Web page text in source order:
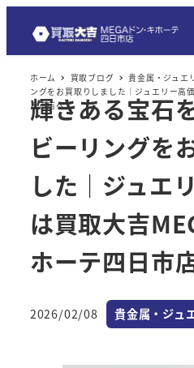
ホーム 買取ブログ 貴金属・ジュエ
ングをお買取りしました｜ジュエリー高
日市店へ
輝きある宝石
ビーリングを
した｜ジュエ
は買取大吉
ホーテ四日市
投稿日
2026/02/08 カテゴリー
貴金属・ジュ